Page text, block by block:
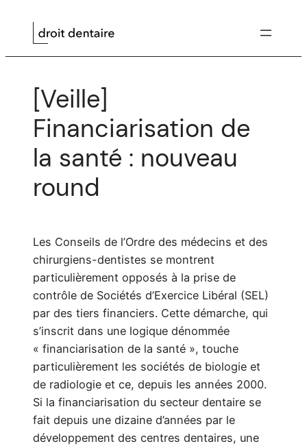
[Veille]
Financiarisation de
la santé : nouveau
round
Les Conseils de l’Ordre des médecins et des
chirurgiens-dentistes se montrent
particulièrement opposés à la prise de
contrôle de Sociétés d’Exercice Libéral (SEL)
par des tiers financiers. Cette démarche, qui
s’inscrit dans une logique dénommée
« financiarisation de la santé », touche
particulièrement les sociétés de biologie et
de radiologie et ce, depuis les années 2000.
Si la financiarisation du secteur dentaire se
fait depuis une dizaine d’années par le
développement des centres dentaires, une